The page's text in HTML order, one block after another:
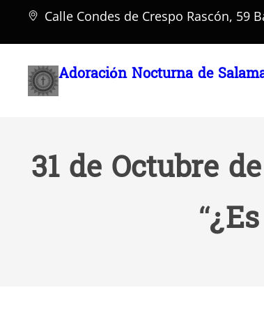
Saltar
Calle Condes de Crespo Rascón, 59
Adoración Nocturna de
31 de Octubre